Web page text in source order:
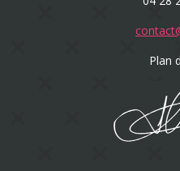
Plan